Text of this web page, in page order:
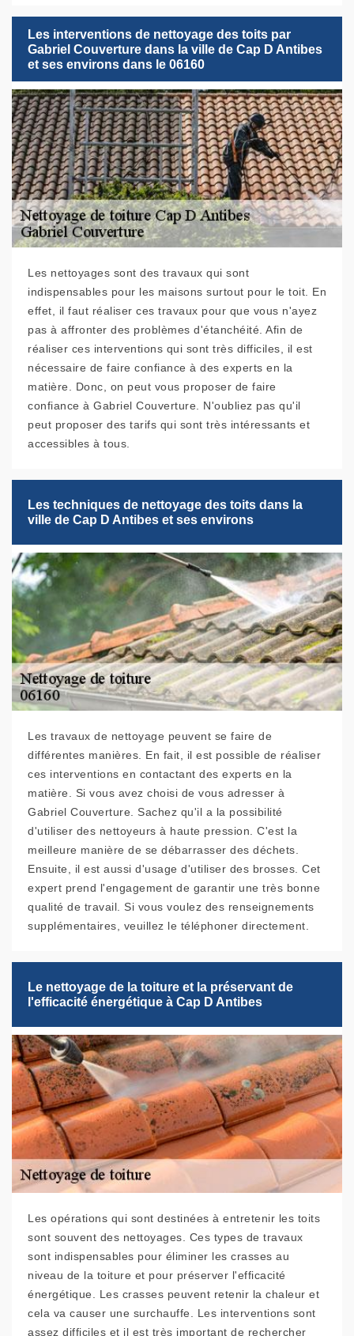
Les interventions de nettoyage des toits par
Gabriel Couverture dans la ville de Cap D Antibes
et ses environs dans le 06160
Les nettoyages sont des travaux qui sont
indispensables pour les maisons surtout pour le toit. En
effet, il faut réaliser ces travaux pour que vous n'ayez
pas à affronter des problèmes d'étanchéité. Afin de
réaliser ces interventions qui sont très difficiles, il est
nécessaire de faire confiance à des experts en la
matière. Donc, on peut vous proposer de faire
confiance à Gabriel Couverture. N'oubliez pas qu'il
peut proposer des tarifs qui sont très intéressants et
accessibles à tous.
Les techniques de nettoyage des toits dans la
ville de Cap D Antibes et ses environs
Les travaux de nettoyage peuvent se faire de
différentes manières. En fait, il est possible de réaliser
ces interventions en contactant des experts en la
matière. Si vous avez choisi de vous adresser à
Gabriel Couverture. Sachez qu'il a la possibilité
d'utiliser des nettoyeurs à haute pression. C'est la
meilleure manière de se débarrasser des déchets.
Ensuite, il est aussi d'usage d'utiliser des brosses. Cet
expert prend l'engagement de garantir une très bonne
qualité de travail. Si vous voulez des renseignements
supplémentaires, veuillez le téléphoner directement.
Le nettoyage de la toiture et la préservant de
l'efficacité énergétique à Cap D Antibes
Les opérations qui sont destinées à entretenir les toits
sont souvent des nettoyages. Ces types de travaux
sont indispensables pour éliminer les crasses au
niveau de la toiture et pour préserver l'efficacité
énergétique. Les crasses peuvent retenir la chaleur et
cela va causer une surchauffe. Les interventions sont
assez difficiles et il est très important de rechercher